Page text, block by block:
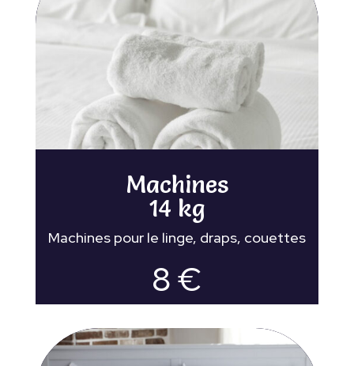
Machines
14 kg
Machines pour le linge, draps, couettes
8 €